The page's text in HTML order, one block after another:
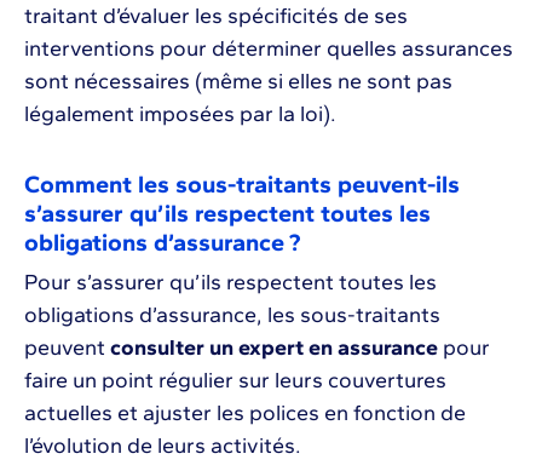
traitant d’évaluer les spécificités de ses
interventions pour déterminer quelles assurances
sont nécessaires (même si elles ne sont pas
légalement imposées par la loi).
Comment les sous-traitants peuvent-ils
s’assurer qu’ils respectent toutes les
obligations d’assurance ?
Pour s’assurer qu’ils respectent toutes les
obligations d’assurance, les sous-traitants
peuvent consulter un expert en assurance pour
faire un point régulier sur leurs couvertures
actuelles et ajuster les polices en fonction de
l’évolution de leurs activités.